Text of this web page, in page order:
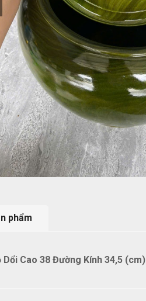
phẩm
Dổi Cao 38 Đường Kính 34,5